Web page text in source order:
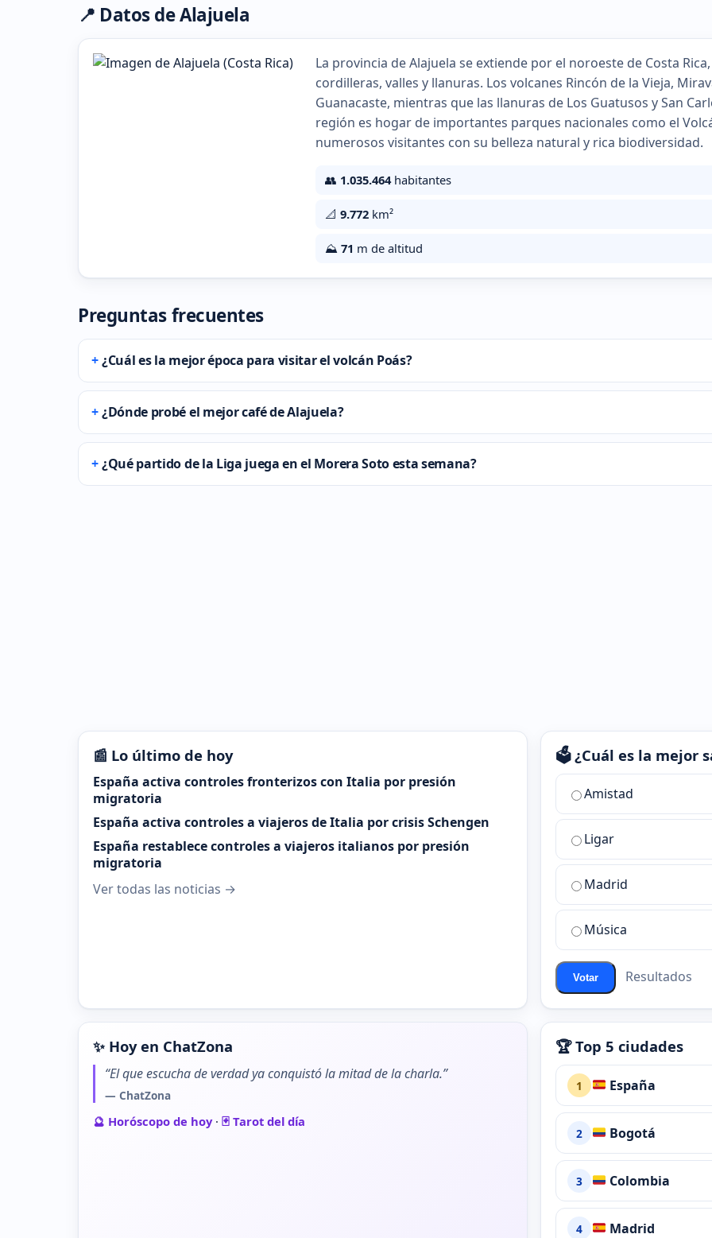
📍 Datos de Alajuela
La provincia de Alajuela se extiende por el noroeste de Costa
cordilleras, valles y llanuras. Los volcanes Rincón de la Vieja,
Guanacaste, mientras que las llanuras de Los Guatusos y San
región es hogar de importantes parques nacionales como el
numerosos visitantes con su belleza natural y rica biodiversidad.
👥 1.035.464habitantes
📐 9.772 km²
⛰️ 71 m de altitud
Preguntas frecuentes
¿Cuál es la mejor época para visitar el volcán Poás?
¿Dónde probé el mejor café de Alajuela?
¿Qué partido de la Liga juega en el Morera Soto esta semana?
📰 Lo último de hoy
España activa controles fronterizos con Italia por presión
migratoria
España activa controles a viajeros de Italia por crisis Schengen
España restablece controles a viajeros italianos por presión
migratoria
Ver todas las noticias →
🗳️ ¿Cuál es la mejor
¿Cuál
la
mejor
sala
chat
ChatZona?
Amistad
Ligar
Madrid
Música
Votar Resultados
✨ Hoy en ChatZona
“El que escucha de verdad ya conquistó la mitad de la charla.”
— ChatZona
🔮 Horóscopo de hoy· 🃏 Tarot del día
🏆 Top 5 ciudades
1 España
2 Bogotá
3 Colombia
4 Madrid